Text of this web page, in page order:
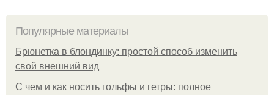
Популярные материалы
Брюнетка в блондинку: простой способ изменить
свой внешний вид
С чем и как носить гольфы и гетры: полное